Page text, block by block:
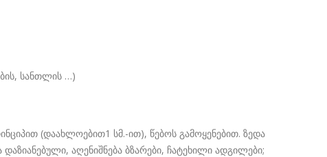
სანთლის …)
(დაახლოებით1 სმ.-ით), წებოს გამოყენებით. ზედა
აღენიშნება ბზარები, ჩატეხილი ადგილები;